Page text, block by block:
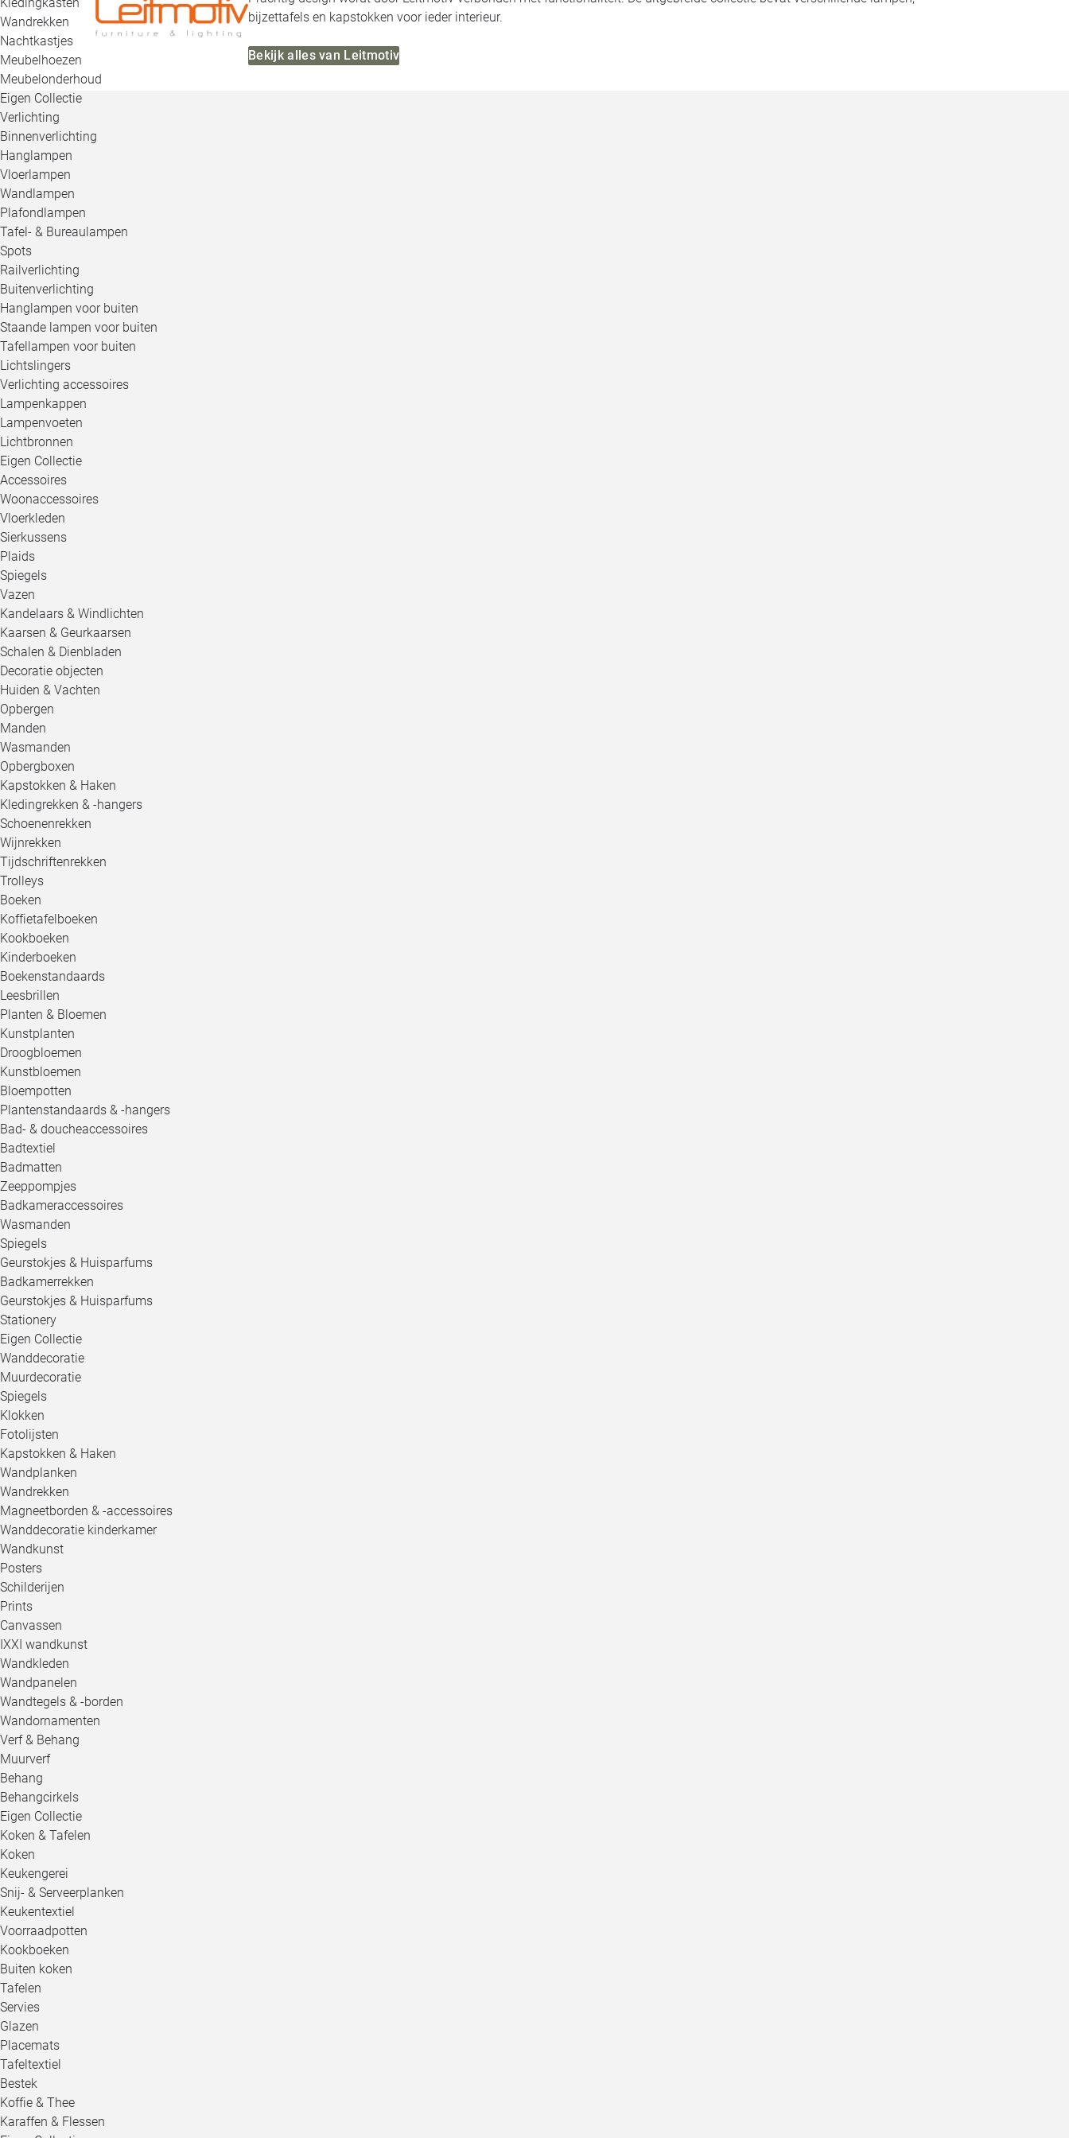
Wandrekken
Nachtkastjes
Meubelhoezen
Meubelonderhoud
Eigen Collectie
Verlichting
Binnenverlichting
Hanglampen
Vloerlampen
Wandlampen
Plafondlampen
Tafel- & Bureaulampen
Spots
Railverlichting
Buitenverlichting
Hanglampen voor buiten
Staande lampen voor buiten
Tafellampen voor buiten
Lichtslingers
Verlichting accessoires
Lampenkappen
Lampenvoeten
Lichtbronnen
Eigen Collectie
Accessoires
Woonaccessoires
Vloerkleden
Sierkussens
Plaids
Spiegels
Vazen
Kandelaars & Windlichten
Kaarsen & Geurkaarsen
Schalen & Dienbladen
Decoratie objecten
Huiden & Vachten
Opbergen
Manden
Wasmanden
Opbergboxen
Kapstokken & Haken
Kledingrekken & -hangers
Schoenenrekken
Wijnrekken
Tijdschriftenrekken
Trolleys
Boeken
Koffietafelboeken
Kookboeken
Kinderboeken
Boekenstandaards
Leesbrillen
Planten & Bloemen
Kunstplanten
Droogbloemen
Kunstbloemen
Bloempotten
Plantenstandaards & -hangers
Bad- & doucheaccessoires
Badtextiel
Badmatten
Zeeppompjes
Badkameraccessoires
Wasmanden
Spiegels
Geurstokjes & Huisparfums
Badkamerrekken
Geurstokjes & Huisparfums
Stationery
Eigen Collectie
Wanddecoratie
Muurdecoratie
Spiegels
Klokken
Fotolijsten
Kapstokken & Haken
Wandplanken
Wandrekken
Magneetborden & -accessoires
Wanddecoratie kinderkamer
Wandkunst
Posters
Schilderijen
Prints
Canvassen
IXXI wandkunst
Wandkleden
Wandpanelen
Wandtegels & -borden
Wandornamenten
Verf & Behang
Muurverf
Behang
Behangcirkels
Eigen Collectie
Koken & Tafelen
Koken
Keukengerei
Snij- & Serveerplanken
Keukentextiel
Voorraadpotten
Kookboeken
Buiten koken
Tafelen
Servies
Glazen
Placemats
Tafeltextiel
Bestek
Koffie & Thee
Karaffen & Flessen
bijzettafels en kapstokken voor ieder interieur.
Bekijk alles van Leitmotiv